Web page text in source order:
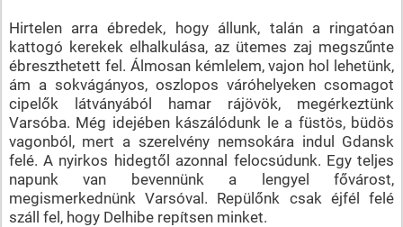
Hirtelen arra ébredek, hogy állunk, talán a ringatóan
kattogó kerekek elhalkulása, az ütemes zaj megszűnte
ébreszthetett fel. Álmosan kémlelem, vajon hol lehetünk,
ám a sokvágányos, oszlopos váróhelyeken csomagot
cipelők látványából hamar rájövök, megérkeztünk
Varsóba. Még idejében kászálódunk le a füstös, büdös
vagonból, mert a szerelvény nemsokára indul Gdansk
felé. A nyirkos hidegtől azonnal felocsúdunk. Egy teljes
napunk van bevennünk a lengyel fővárost,
megismerkednünk Varsóval. Repülőnk csak éjfél felé
száll fel, hogy Delhibe repítsen minket.